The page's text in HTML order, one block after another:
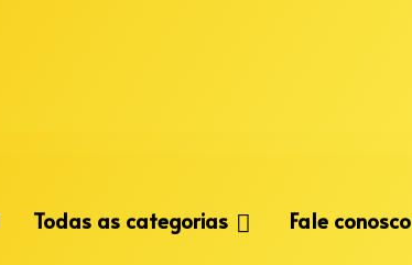
Todas as categorias Fale conosco